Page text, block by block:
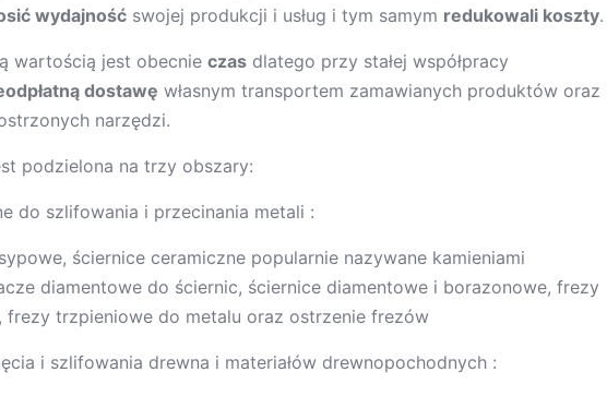
wydajność swojej produkcji i usług i tym samym redukowali koszty.
wartością jest obecnie czas dlatego przy stałej współpracy
dostawę własnym transportem zamawianych produktów oraz
narzędzi.
podzielona na trzy obszary:
do szlifowania i przecinania metali :
ściernice ceramiczne popularnie nazywane kamieniami
diamentowe do ściernic, ściernice diamentowe i borazonowe, frezy
frezy trzpieniowe do metalu oraz ostrzenie frezów
i szlifowania drewna i materiałów drewnopochodnych :